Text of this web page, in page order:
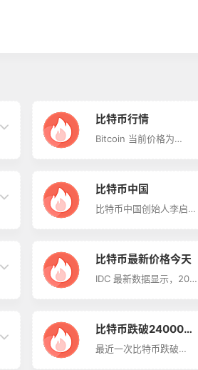
比特币行情
Bitcoin 当前价格为
Bitcoin 在过去 24 小时内
下跌了 -4.67%。目前的
排名为第 #1 位，其市值
19,204,187 BTC，最大供
应量为 21,000,000
BTC。 根据多项指标的结
果综合，判定现在行情在
比特币中国
比特币中国创始人李启
长的比特币交易所，其后
来在香港成立了一家面向
全球数字货币玩家的交易
由上海萨图西网络有限公
司运营，成立于2011年6
月9日。团队成员主要来
自中国、美国硅谷和欧
比特币最新价格今天
IDC 最新数据显示，2022
的Quest2占据了VR头盔
市场90%的份额，其次字
节跳动的Pico占VR头盔市
比特币跌破24000美
元
最近一次比特币跌破